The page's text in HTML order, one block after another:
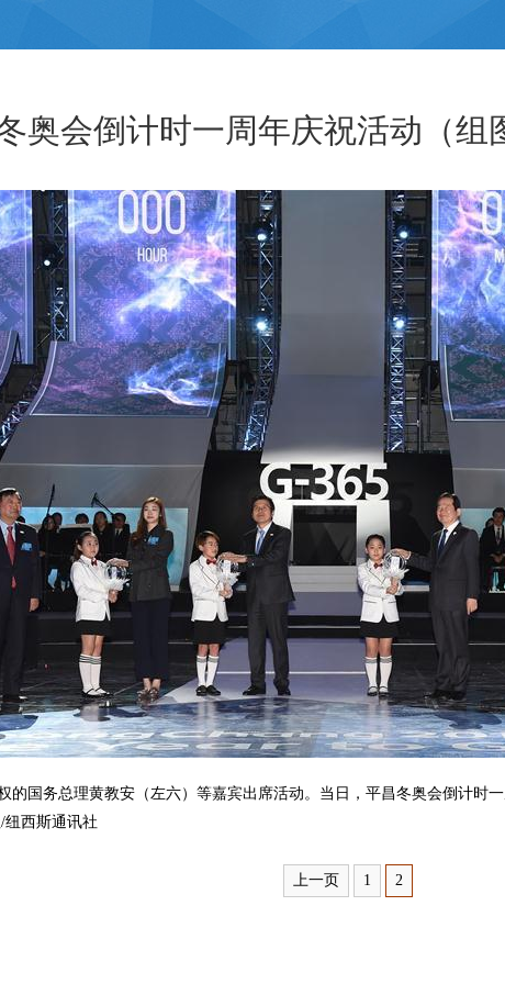
奥会倒计时一周年庆祝活动（组
国务总理黄教安（左六）等嘉宾出席活动。当日，平昌冬奥会倒计时
纽西斯通讯社
上一页 1 2